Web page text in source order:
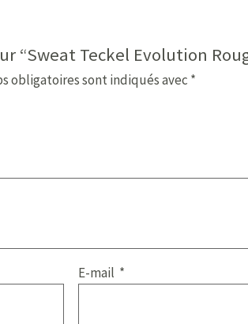
“Sweat Teckel Evolution
obligatoires sont indiqués avec *
E-mail *